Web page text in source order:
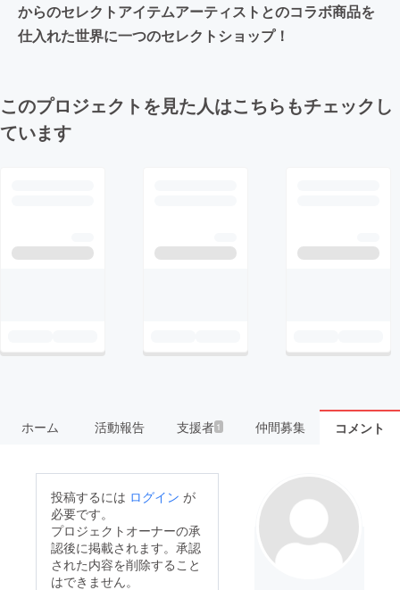
からのセレクトアイテムアーティストとのコラボ商品を
仕入れた世界に一つのセレクトショップ！
このプロジェクトを見た人はこちらもチェックし
ています
ホーム 活動報告 支援者 1 仲間募集 コメント
投稿するには ログイン が
必要です。
プロジェクトオーナーの承
認後に掲載されます。承認
された内容を削除すること
はできません。